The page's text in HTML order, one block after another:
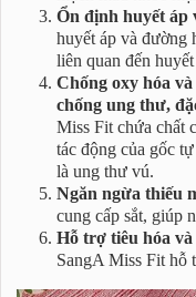
Ổn định huyết áp
huyết áp và đường
liên quan đến
Chống oxy hóa
chống ung thư,
Miss Fit chứa chất
tác động của gốc
là ung thư vú.
Ngăn ngừa thiếu
cung cấp sắt, giúp
Hỗ trợ tiêu hóa
SangA Miss Fit hỗ